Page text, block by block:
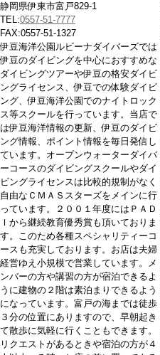
静岡県伊東市富戸829-1
TEL:0557-51-7777
FAX:0557-51-1327
伊豆海洋公園ルビーナダイバーズでは
伊豆のダイビングを中心におすすめな
ダイビングツアーや伊豆の格安ダイビ
ングライセンス、伊豆での体験ダイビ
ング、伊豆海洋公園でのナイトロック
ス等スクールを行っています。当店で
は伊豆海洋情報の更新、伊豆のダイビ
ング情報、ポイント情報を毎日発信し
ています。オープンウォーターダイバ
ーコースのダイビングスクールやダイ
ビングライセンスは比較的規制がなく
自由なＣＭＡＳスターズをメインに行
っています。２００１年度にはＰＡＤ
Ｉから継続教育優秀賞も頂いておりま
す。このため各種スペシャリティーコ
ースも充実しております。お店は夫婦
経営ゆえ小規模で営業しています。メ
ンバーの方や講習の方が宿泊できるよ
うに建物の２階は素泊まりできるよう
になっています。富戸の海までは徒歩
３分の位置にありますので、早朝起き
て散歩に気軽に行くこともできます。
リクエストがあるときや宿泊の方が４